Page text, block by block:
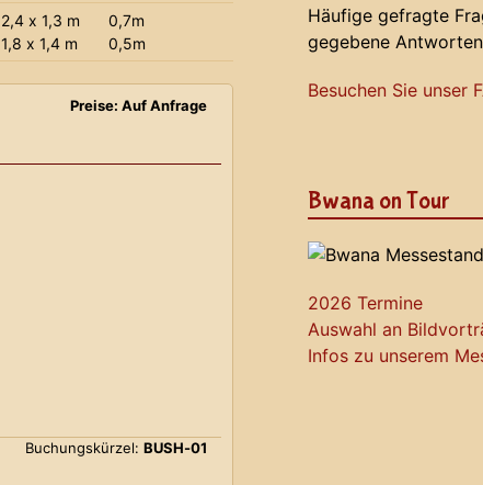
2,4 x 1,3 m
1,8 x 1,4 m
0,7m
0,5m
Preise: Auf Anfrage
Buchungskürzel: BUSH-01
Häufige gefragte
gegebene
Besuchen Sie unser
Bwana on Tour
2026 Termine
Auswahl an
Infos zu unserem